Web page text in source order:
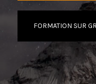
FORMATION SUR